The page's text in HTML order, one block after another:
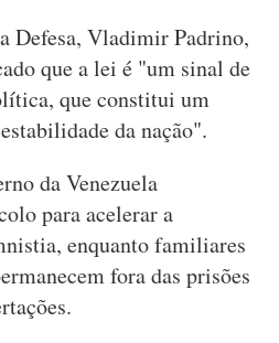
Defesa, Vladimir Padrino,
que a lei é "um sinal de
que constitui um
da nação".
da Venezuela
para acelerar a
enquanto familiares
fora das prisões